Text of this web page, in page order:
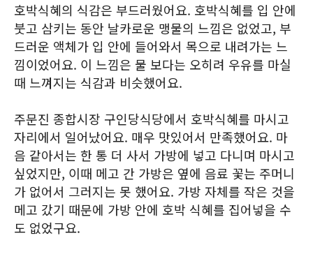
호박식혜의 식감은 부드러웠어요. 호박식혜를 입 안에
붓고 삼키는 동안 날카로운 맹물의 느낌은 없었고, 부
드러운 액체가 입 안에 들어와서 목으로 내려가는 느
낌이었어요. 이 느낌은 물 보다는 오히려 우유를 마실
때 느껴지는 식감과 비슷했어요.
주문진 종합시장 구인당식당에서 호박식혜를 마시고
자리에서 일어났어요. 매우 맛있어서 만족했어요. 마
음 같아서는 한 통 더 사서 가방에 넣고 다니며 마시고
싶었지만, 이때 메고 간 가방은 옆에 음료 꽃는 주머니
가 없어서 그러지는 못 했어요. 가방 자체를 작은 것을
메고 갔기 때문에 가방 안에 호박 식혜를 집어넣을 수
도 없었구요.